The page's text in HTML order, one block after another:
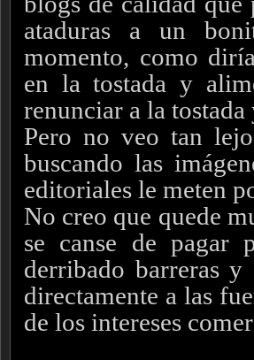
ataduras a un
momento, como
en la tostada y
renunciar a la
Pero no veo tan
buscando las
editoriales le meten
No creo que quede
se canse de pagar
derribado barreras y
directamente a las
de los intereses